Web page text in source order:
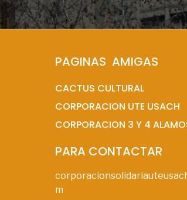
PAGINAS  AMIGAS
CACTUS CULTURAL
CORPORACION UTE USACH
CORPORACION 3 Y 4
PARA CONTACTAR
m